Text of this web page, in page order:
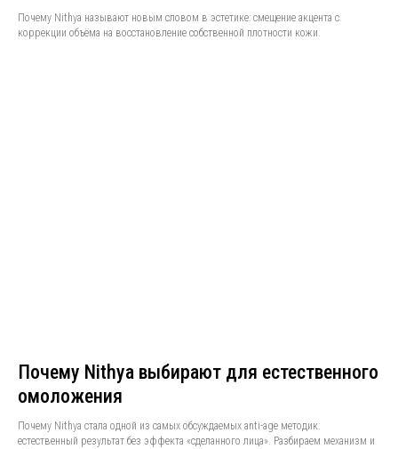
Почему Nithya называют новым словом в эстетике: смещение акцента с
коррекции объёма на восстановление собственной плотности кожи.
Почему Nithya выбирают для естественного
омоложения
Почему Nithya стала одной из самых обсуждаемых anti-age методик:
естественный результат без эффекта «сделанного лица». Разбираем механизм и